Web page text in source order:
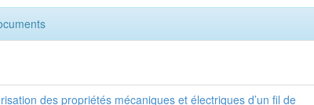
des propriétés mécaniques et électriques d’un fil de